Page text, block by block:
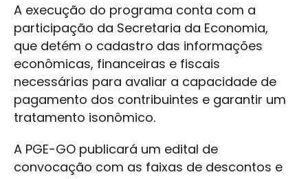
A execução do programa conta com a
participação da Secretaria da Economia,
que detém o cadastro das informações
econômicas, financeiras e fiscais
necessárias para avaliar a capacidade de
pagamento dos contribuintes e garantir um
tratamento isonômico.
A PGE-GO publicará um edital de
convocação com as faixas de descontos e